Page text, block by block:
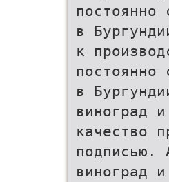
постоянно
в
к
постоянно
в
виноград
качество
подписью.
виноград